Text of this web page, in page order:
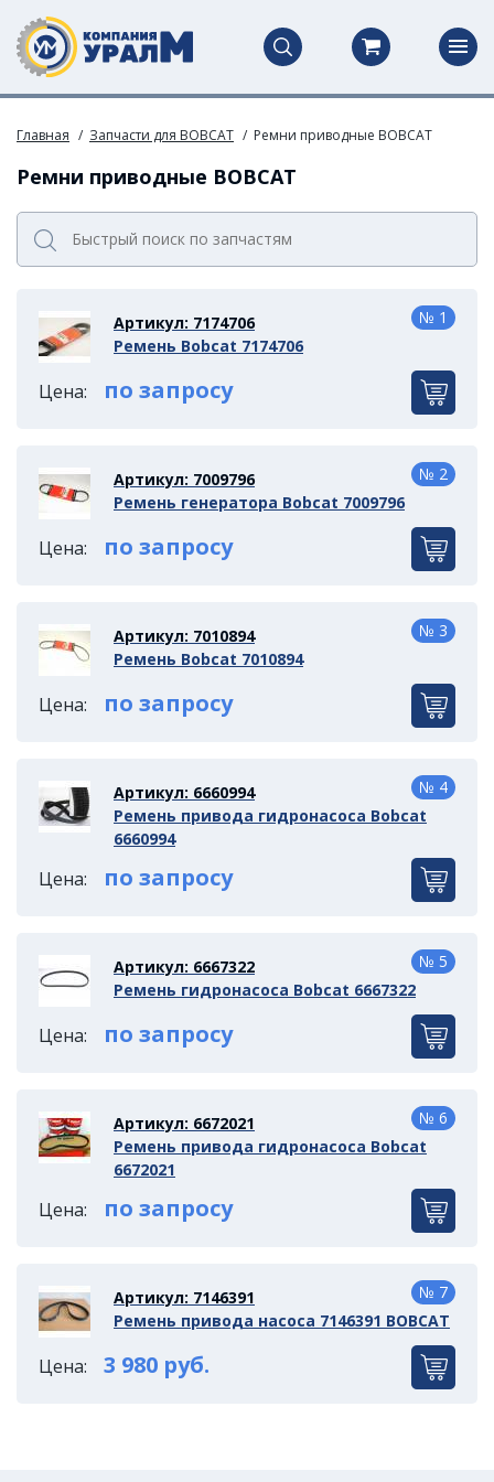
Главная Запчасти для BOBCAT Ремни приводные BOBCAT
Ремни приводные BOBCAT
Артикул: 7174706
Ремень Bobcat 7174706
Цена: по запросу
№ 1
Артикул: 7009796
Ремень генератора Bobcat 7009796
Цена: по запросу
№ 2
Артикул: 7010894
Ремень Bobcat 7010894
Цена: по запросу
№ 3
Артикул: 6660994
Ремень привода гидронасоса Bobcat
6660994
Цена: по запросу
№ 4
Артикул: 6667322
Ремень гидронасоса Bobcat 6667322
Цена: по запросу
№ 5
Артикул: 6672021
Ремень привода гидронасоса Bobcat
6672021
Цена: по запросу
№ 6
Артикул: 7146391
Ремень привода насоса 7146391 BOBCAT
Цена: 3 980 руб.
№ 7